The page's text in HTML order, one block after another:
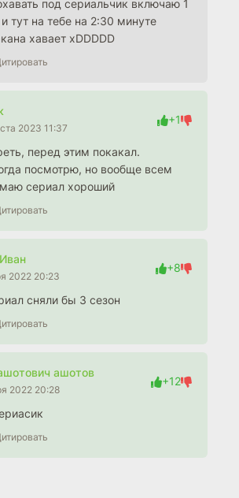
под сериальчик включаю 1
тут на тебе на 2:30 минуте
хавает xDDDDD
2023 11:37
+1
перед этим покакал.
посмотрю, но вообще всем
сериал хороший
2022 20:23
+8
сняли бы 3 сезон
ашотов
2022 20:28
+12